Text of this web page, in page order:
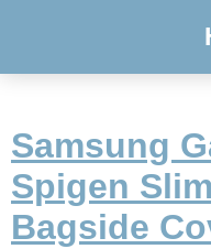
Samsung
Spigen
Bagside